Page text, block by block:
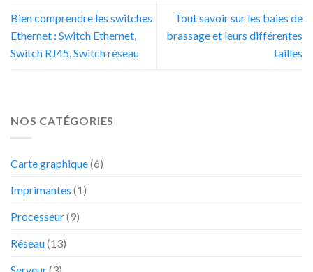
Bien comprendre les switches
Ethernet : Switch Ethernet,
Switch RJ45, Switch réseau
Tout savoir sur les baies de
brassage et leurs différentes
tailles
NOS CATÉGORIES
Carte graphique(6)
Imprimantes (1)
Processeur(9)
Réseau(13)